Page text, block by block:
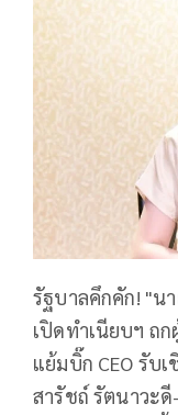
รัฐบาลคึกคัก! "น
เปิดทำเนียบฯ ถ
แย้มบิ๊ก CEO รับ
สารัชถ์ รัตนาวะ